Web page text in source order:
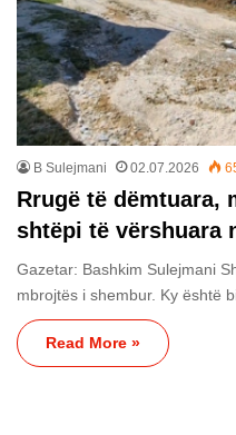
B Sulejmani 02.07.2026
Rrugë të dëmtuara,
shtëpi të vërshuara
Gazetar: Bashkim Sulejmani
mbrojtës i shembur. Ky është
Read More »